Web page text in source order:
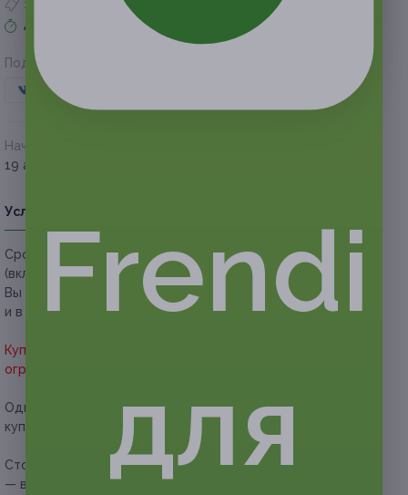
1 купон куплен
Акция завершена
Поделиться с друзьями
Начало действия
19 апреля 2021 г.
Условия
Срок действия купонов:с 20.04.2021 до 19.07.2021
(включительно).
Вы можете предъявить купон как в распечатанном, так
и в электронном виде.
Купон дает право скидки 50% на всё меню без
ограничения суммы чека.
Один человек может купить неограниченное количество
купонов для себя или в подарок.
Стоимость доставки:
— в радиусе 8 км — 250 руб.;
Frendi
для